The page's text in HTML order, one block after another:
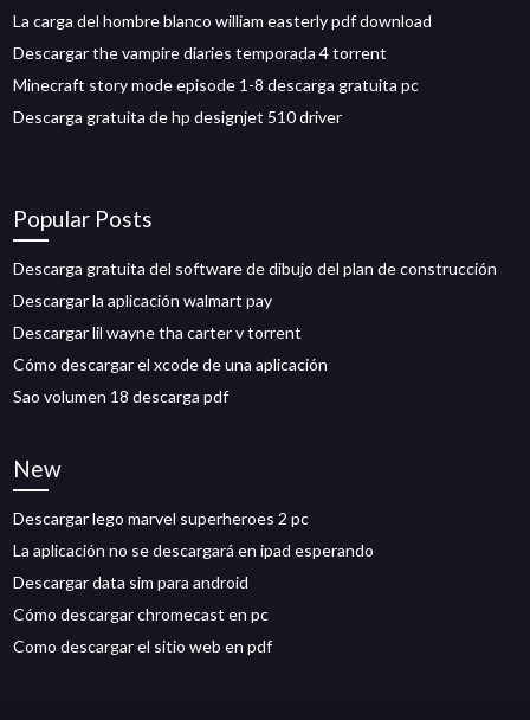
La carga del hombre blanco william easterly pdf download
Descargar the vampire diaries temporada 4 torrent
Minecraft story mode episode 1-8 descarga gratuita pc
Descarga gratuita de hp designjet 510 driver
Popular Posts
Descarga gratuita del software de dibujo del plan de construcción
Descargar la aplicación walmart pay
Descargar lil wayne tha carter v torrent
Cómo descargar el xcode de una aplicación
Sao volumen 18 descarga pdf
New
Descargar lego marvel superheroes 2 pc
La aplicación no se descargará en ipad esperando
Descargar data sim para android
Cómo descargar chromecast en pc
Como descargar el sitio web en pdf